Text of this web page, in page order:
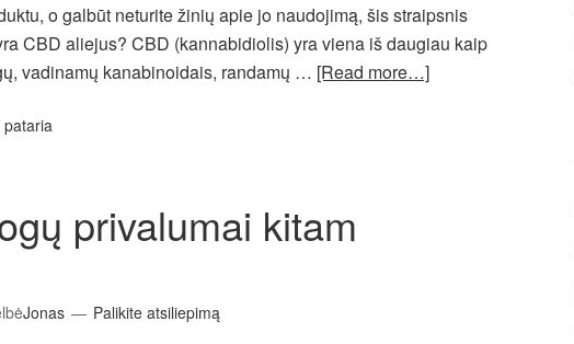
o galbūt neturite žinių apie jo naudojimą, šis straipsnis
CBD aliejus? CBD (kannabidiolis) yra viena iš daugiau kaip
vadinamų kanabinoidais, randamų … [Read more…]
pataria
privalumai kitam
Jonas Palikite atsiliepimą